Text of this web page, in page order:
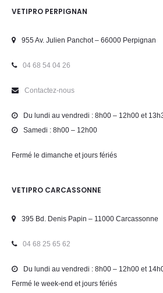
VETIPRO PERPIGNAN
955 Av. Julien Panchot – 66000 Perpignan
04 68 54 04 26
Contactez-nous
Du lundi au vendredi : 8h00 – 12h00 et
Samedi : 8h00 – 12h00
Fermé le dimanche et jours fériés
VETIPRO CARCASSONNE
395 Bd. Denis Papin – 11000 Carcassonne
04 68 25 65 62
Du lundi au vendredi : 8h00 – 12h00 et
Fermé le week-end et jours fériés